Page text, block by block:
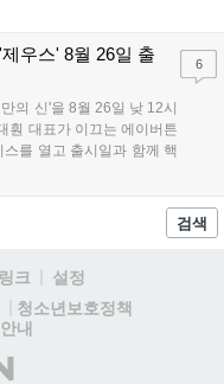
스튜디오 공식 홈페이지
착용할 계획이다....
우스' 8월 26일 출
의 신'을 8월 26일 낮 12시
훤 대표가 이끄는 에이버튼
를 열고 출시일과 함께 핵
개했다. 캐릭터명 선점은
6
검색
크
설정
청소년보호정책
내